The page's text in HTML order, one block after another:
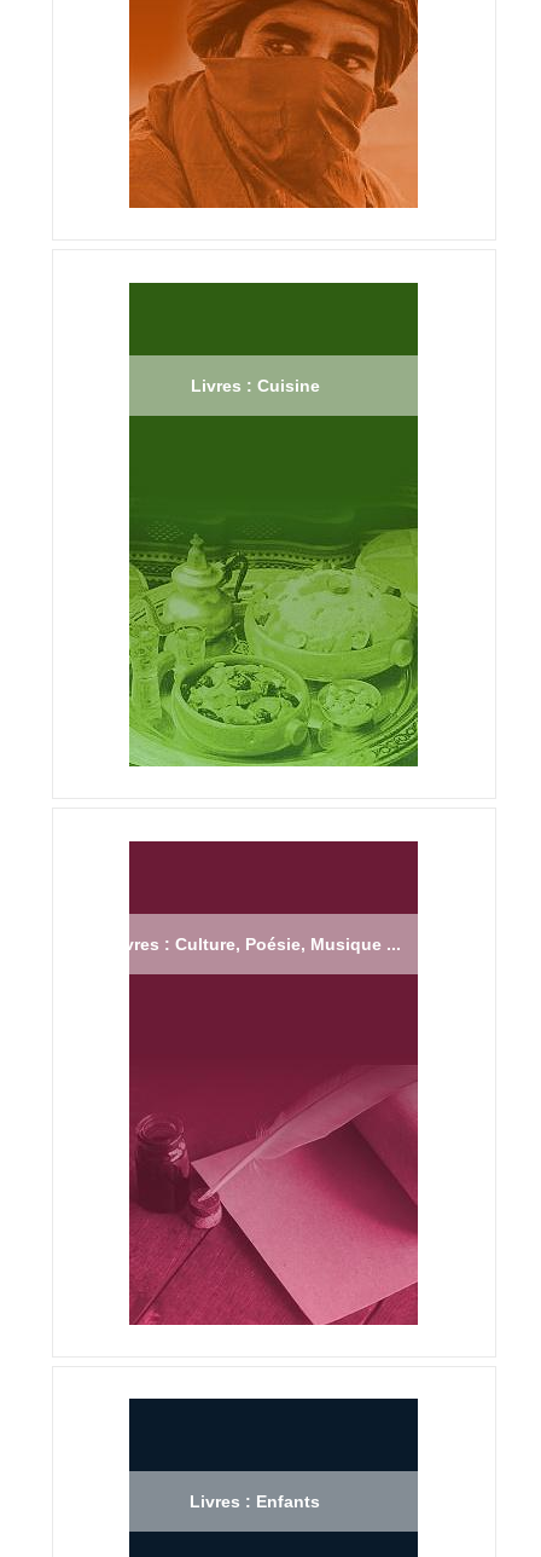
Livres : Cuisine
Livres : Culture, Poésie, Musique ...
Livres : Enfants